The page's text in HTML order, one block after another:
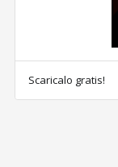
Scaricalo gratis!